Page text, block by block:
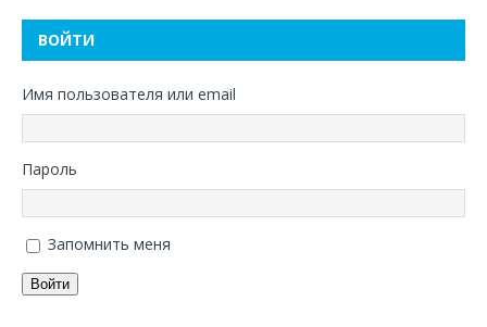
ВОЙТИ
Имя пользователя или email
Пароль
Запомнить меня
Войти